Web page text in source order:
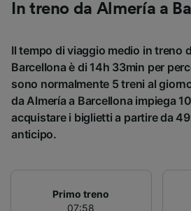
In treno da Almería a
Il tempo di viaggio medio in treno
Barcellona è di 14h 33min per
sono normalmente 5 treni al
da Almería a Barcellona impiega
acquistare i biglietti a partire da
anticipo.
Primo treno
07:58